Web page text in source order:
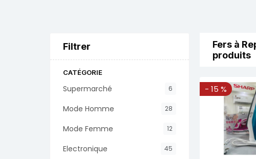
Filtrer
CATÉGORIE
Supermarché 6
Mode Homme 28
Mode Femme 12
Electronique 45
Fers à
produits
- 15 %